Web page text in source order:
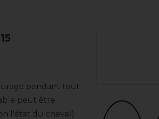
pendant tout
peut être
l'état du cheval).